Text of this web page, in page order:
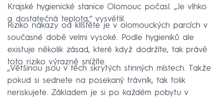
Krajské hygienické stanice Olomouc počasí. „Je vlhko
a dostatečná teplota,“ vysvětlil.
Riziko nákazy od klíštěte je v olomouckých parcích v
současné době velmi vysoké. Podle hygieniků ale
existuje několik zásad, které když dodržíte, tak právě
toto riziko výrazně snížíte.
„Většinou jsou v těch skrytých stinných místech. Takže
pokud si sednete na posekaný trávník, tak tolik
neriskujete. Základem je si po každém pobytu v